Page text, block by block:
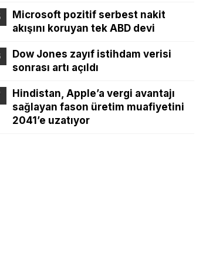
Microsoft pozitif serbest nakit
akışını koruyan tek ABD devi
Dow Jones zayıf istihdam verisi
sonrası artı açıldı
Hindistan, Apple’a vergi avantajı
sağlayan fason üretim muafiyetini
2041’e uzatıyor